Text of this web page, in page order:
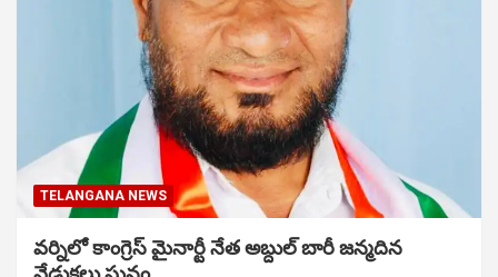
TELANGANA NEWS
వర్నిలో కాంగ్రెస్ మైనార్టీ నేత అబ్దుల్ బారీ జన్మదిన